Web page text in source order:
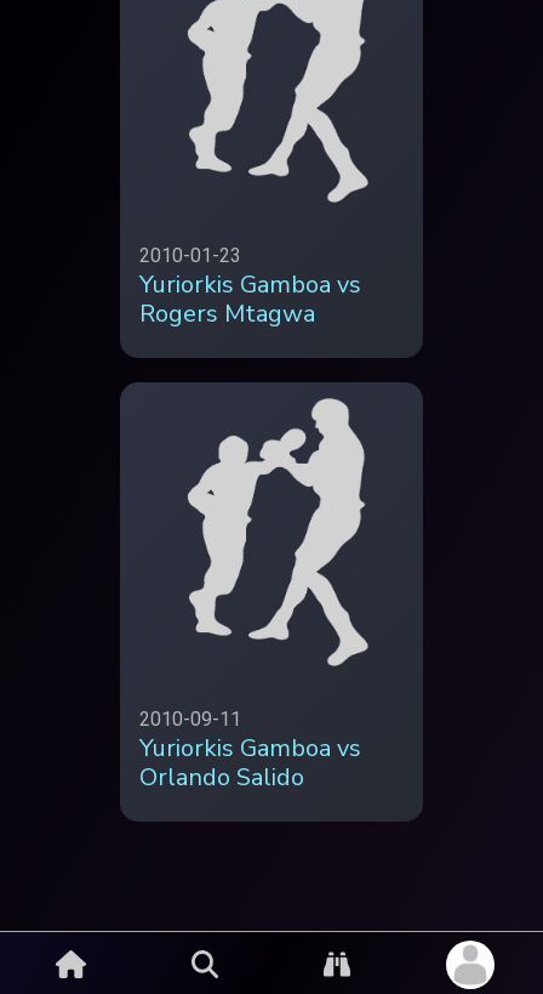
2010-01-23
Yuriorkis Gamboa vs
Rogers Mtagwa
2010-09-11
Yuriorkis Gamboa vs
Orlando Salido